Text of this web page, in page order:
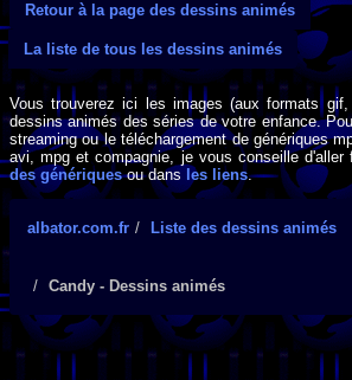
Retour à la page des dessins animés
La liste de tous les dessins animés
Vous trouverez ici les images (aux formats
dessins animés des séries de votre enfance.
streaming ou le téléchargement de génériques
avi, mpg et compagnie, je vous conseille d'aller
des génériquesou dans les liens.
albator.com.fr Liste des dessins animés
Candy - Dessins animés